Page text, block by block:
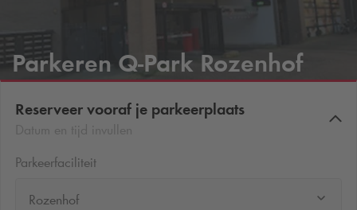
Parkeren Q-Park Rozenhof
Reserveer vooraf je parkeerplaats
Parkeerfaciliteit
Rozenhof